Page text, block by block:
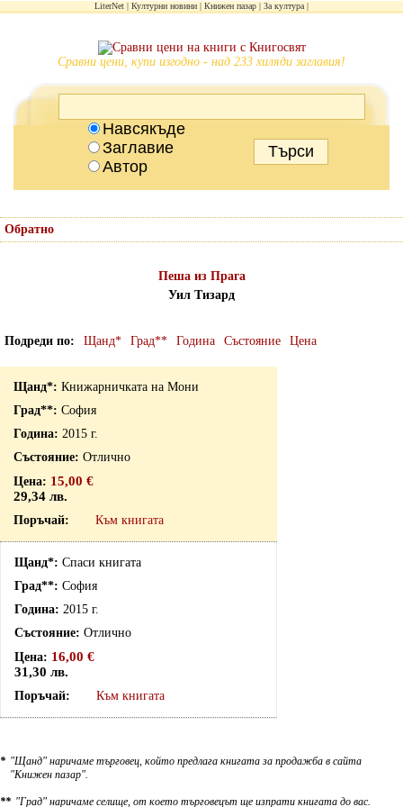
LiterNet Културни новини Книжен пазар За култура
Сравни цени, купи изгодно - над 233 хиляди заглавия!
Навсякъде
Заглавие
Автор
Обратно
Пеша из Прага
Уил Тизард
Подреди по Щанд* Град** Година Състояние Цена
Книжарничката на Мони
София
2015 г.
Отлично
15,00 €
29,34 лв.
Към книгата
Спаси книгата
София
2015 г.
Отлично
16,00 €
31,30 лв.
Към книгата
* "Щанд" наричаме търговец, който предлага книгата за продажба в сайта
"Книжен пазар".
** "Град" наричаме селище, от което търговецът ще изпрати книгата до вас.